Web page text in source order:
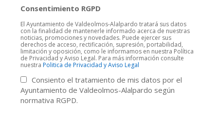
Consentimiento RGPD
El Ayuntamiento de Valdeolmos-Alalpardo tratará sus datos
con la finalidad de mantenerle informado acerca de nuestras
noticias, promociones y novedades. Puede ejercer sus
derechos de acceso, rectificación, supresión, portabilidad,
limitación y oposición, como le informamos en nuestra Política
de Privacidad y Aviso Legal. Para más información consulte
nuestra Politica de Privacidad y Aviso Legal
Consiento el tratamiento de mis datos por el
Ayuntamiento de Valdeolmos-Alalpardo según
normativa RGPD.